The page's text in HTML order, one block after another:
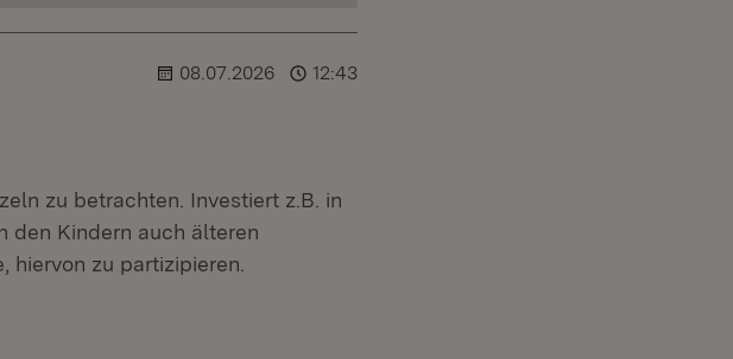
08.07.2026 12:43
zu betrachten. Investiert z.B. in
den Kindern auch älteren
hiervon zu partizipieren.